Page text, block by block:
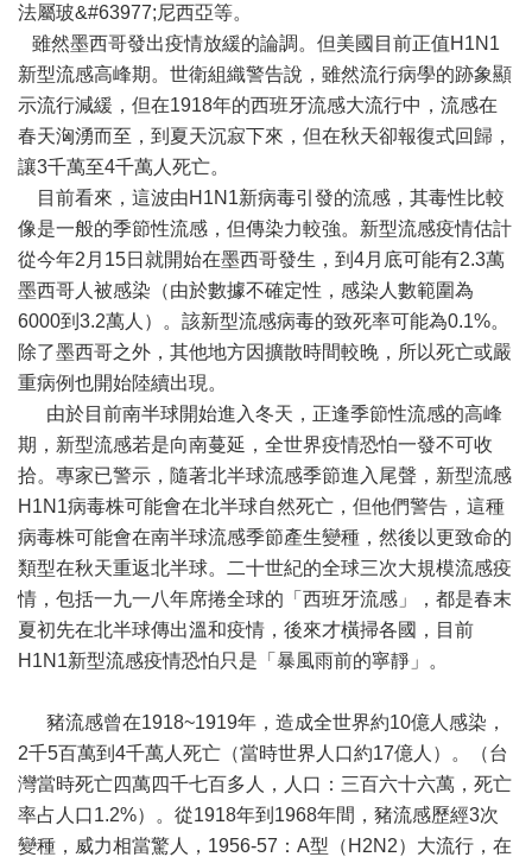
法屬玻&#63977;尼西亞等。
雖然墨西哥發出疫情放緩的論調。但美國目前正值H1N1
新型流感高峰期。世衛組織警告說，雖然流行病學的跡象顯
示流行減緩，但在1918年的西班牙流感大流行中，流感在
春天洶湧而至，到夏天沉寂下來，但在秋天卻報復式回歸，
讓3千萬至4千萬人死亡。
目前看來，這波由H1N1新病毒引發的流感，其毒性比較
像是一般的季節性流感，但傳染力較強。新型流感疫情估計
從今年2月15日就開始在墨西哥發生，到4月底可能有2.3萬
墨西哥人被感染（由於數據不確定性，感染人數範圍為
6000到3.2萬人）。該新型流感病毒的致死率可能為0.1%。
除了墨西哥之外，其他地方因擴散時間較晚，所以死亡或嚴
重病例也開始陸續出現。
由於目前南半球開始進入冬天，正逢季節性流感的高峰
期，新型流感若是向南蔓延，全世界疫情恐怕一發不可收
拾。專家已警示，隨著北半球流感季節進入尾聲，新型流感
H1N1病毒株可能會在北半球自然死亡，但他們警告，這種
病毒株可能會在南半球流感季節產生變種，然後以更致命的
類型在秋天重返北半球。二十世紀的全球三次大規模流感疫
情，包括一九一八年席捲全球的「西班牙流感」，都是春末
夏初先在北半球傳出溫和疫情，後來才橫掃各國，目前
H1N1新型流感疫情恐怕只是「暴風雨前的寧靜」。
豬流感曾在1918~1919年，造成全世界約10億人感染，
2千5百萬到4千萬人死亡（當時世界人口約17億人）。（台
灣當時死亡四萬四千七百多人，人口：三百六十六萬，死亡
率占人口1.2%）。從1918年到1968年間，豬流感歷經3次
變種，威力相當驚人，1956-57：A型（H2N2）大流行，在